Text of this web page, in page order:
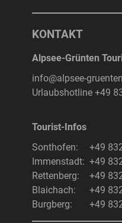
KONTAKT
Alpsee-Grünten
info@alpsee-
Urlaubshotline +49
Tourist-Infos
Sonthofen:
+49
Immenstadt: +49
Rettenberg:
+49
Blaichach:
+49
Burgberg:
+49